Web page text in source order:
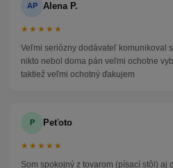
AP Alena P.
★★★★★
Veľmi seriózny dodávateľ komunikoval
nikto nebol doma pán veľmi ochotne
taktiež veľmi ochotný ďakujem
P Peťoto
★★★★★
Som spokojný z tovarom (písací stôl) aj